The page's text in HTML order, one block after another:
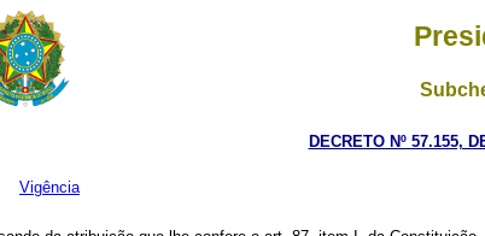
DECRETO Nº 57.155,
Vigência